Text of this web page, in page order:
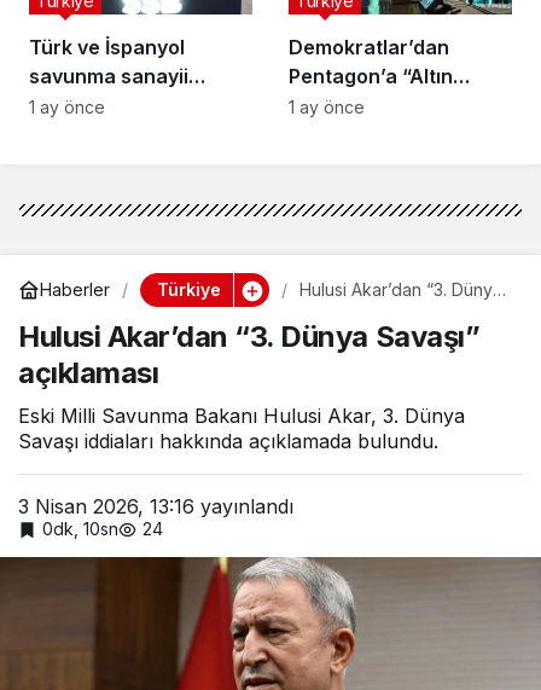
Türk ve İspanyol
savunma sanayii
güçlerini birleştiriyor
1 ay önce
Demokratlar’dan
Pentagon’a “Altın
Kubbe” sorgusu
1 ay önce
Haberler Türkiye
Hulusi Akar’dan “3. Dünya
Hulusi Akar’dan “3. Dünya Savaşı”
açıklaması
Eski Milli Savunma Bakanı Hulusi Akar, 3. Dünya
Savaşı iddiaları hakkında açıklamada bulundu.
3 Nisan 2026, 13:16 yayınlandı
0dk, 10sn 24